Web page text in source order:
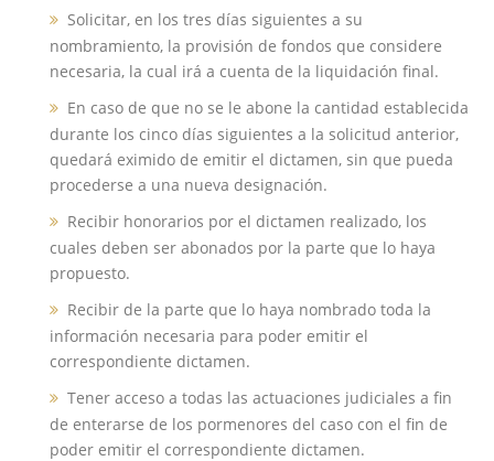
Solicitar, en los tres días siguientes a su
nombramiento, la provisión de fondos que considere
necesaria, la cual irá a cuenta de la liquidación final.
En caso de que no se le abone la cantidad establecida
durante los cinco días siguientes a la solicitud anterior,
quedará eximido de emitir el dictamen, sin que pueda
procederse a una nueva designación.
Recibir honorarios por el dictamen realizado, los
cuales deben ser abonados por la parte que lo haya
propuesto.
Recibir de la parte que lo haya nombrado toda la
información necesaria para poder emitir el
correspondiente dictamen.
Tener acceso a todas las actuaciones judiciales a fin
de enterarse de los pormenores del caso con el fin de
poder emitir el correspondiente dictamen.